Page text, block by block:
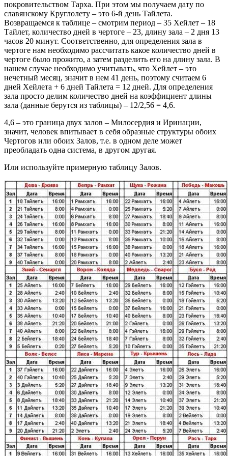
покровительством Тарха. При этом мы получаем дату по
славянскому Круглолету – это 6-й день Тайлета.
Возвращаемся к таблице – смотрим период – 35 Хейлет – 18
Тайлет, количество дней в чертоге – 23, длину зала – 2 дня 13
часов 20 минут. Соответственно, для определения зала в
чертоге нам необходимо рассчитать какое количество дней в
чертоге было прожито, а затем разделить его на длину зала. В
нашем случае необходимо учитывать, что Хейлет – это
нечетный месяц, значит в нем 41 день, поэтому считаем 6
дней Хейлета + 6 дней Тайлета = 12 дней. Для определения
зала просто делим количество дней на коэффициент длины
зала (данные берутся из таблицы) – 12/2,56 = 4,6.
4,6 – это граница двух залов – Милосердия и Иринации,
значит, человек впитывает в себя образные структуры обоих
Чертогов или обоих Залов, т.е. в одном деле может
преобладать одна система, в другом другая.
Или используйте примерную таблицу Залов.